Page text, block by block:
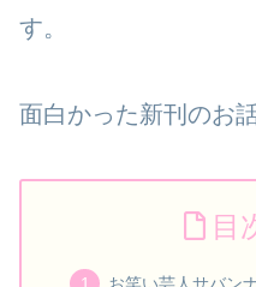
す。
面白かった新刊のお
目